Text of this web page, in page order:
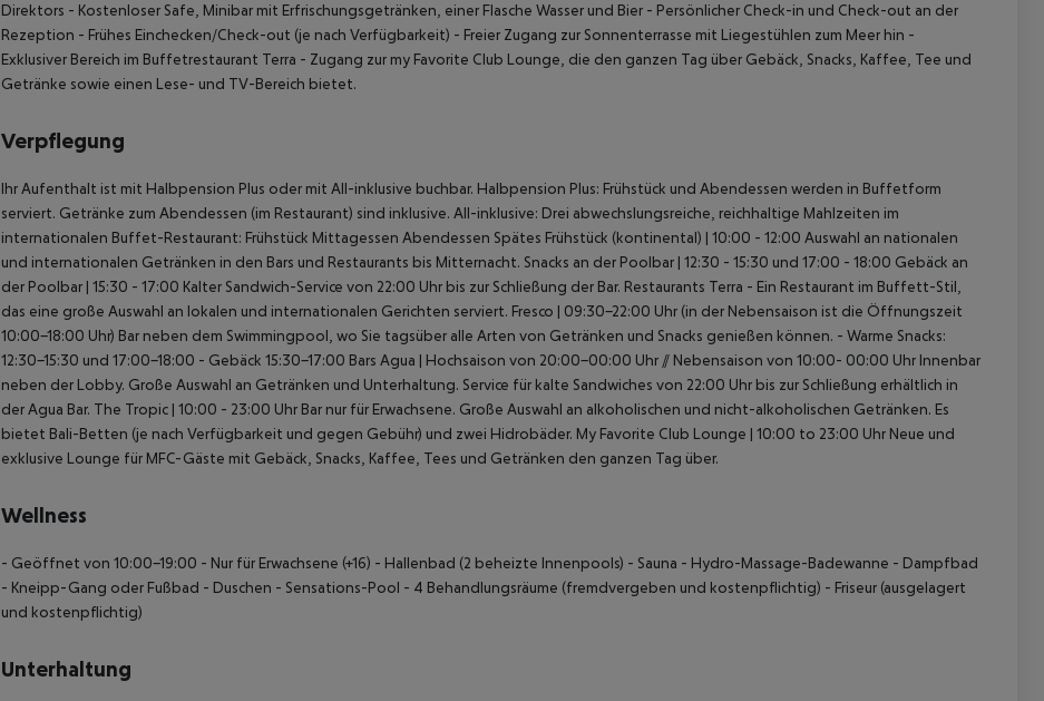
Direktors - Kostenloser Safe, Minibar mit Erfrischungsgetränken, einer Flasche Wasser und Bier - Persönlicher Check-in und Check-out an der
Rezeption - Frühes Einchecken/Check-out (je nach Verfügbarkeit) - Freier Zugang zur Sonnenterrasse mit Liegestühlen zum Meer hin -
Exklusiver Bereich im Buffetrestaurant Terra - Zugang zur my Favorite Club Lounge, die den ganzen Tag über Gebäck, Snacks, Kaffee, Tee und
Getränke sowie einen Lese- und TV-Bereich bietet.
Verpflegung
Ihr Aufenthalt ist mit Halbpension Plus oder mit All-inklusive buchbar. Halbpension Plus: Frühstück und Abendessen werden in Buffetform
serviert. Getränke zum Abendessen (im Restaurant) sind inklusive. All-inklusive: Drei abwechslungsreiche, reichhaltige Mahlzeiten im
internationalen Buffet-Restaurant: Frühstück Mittagessen Abendessen Spätes Frühstück (kontinental) | 10:00 - 12:00 Auswahl an nationalen
und internationalen Getränken in den Bars und Restaurants bis Mitternacht. Snacks an der Poolbar | 12:30 - 15:30 und 17:00 - 18:00 Gebäck an
der Poolbar | 15:30 - 17:00 Kalter Sandwich-Service von 22:00 Uhr bis zur Schließung der Bar. Restaurants Terra - Ein Restaurant im Buffett-Stil,
das eine große Auswahl an lokalen und internationalen Gerichten serviert. Fresco | 09:30-22:00 Uhr (in der Nebensaison ist die Öffnungszeit
10:00-18:00 Uhr) Bar neben dem Swimmingpool, wo Sie tagsüber alle Arten von Getränken und Snacks genießen können. - Warme Snacks:
12:30-15:30 und 17:00-18:00 - Gebäck 15:30-17:00 Bars Agua | Hochsaison von 20:00-00:00 Uhr // Nebensaison von 10:00- 00:00 Uhr Innenbar
neben der Lobby. Große Auswahl an Getränken und Unterhaltung. Service für kalte Sandwiches von 22:00 Uhr bis zur Schließung erhältlich in
der Agua Bar. The Tropic | 10:00 - 23:00 Uhr Bar nur für Erwachsene. Große Auswahl an alkoholischen und nicht-alkoholischen Getränken. Es
bietet Bali-Betten (je nach Verfügbarkeit und gegen Gebühr) und zwei Hidrobäder. My Favorite Club Lounge | 10:00 to 23:00 Uhr Neue und
exklusive Lounge für MFC-Gäste mit Gebäck, Snacks, Kaffee, Tees und Getränken den ganzen Tag über.
Wellness
- Geöffnet von 10:00-19:00 - Nur für Erwachsene (+16) - Hallenbad (2 beheizte Innenpools) - Sauna - Hydro-Massage-Badewanne - Dampfbad
- Kneipp-Gang oder Fußbad - Duschen - Sensations-Pool - 4 Behandlungsräume (fremdvergeben und kostenpflichtig) - Friseur (ausgelagert
und kostenpflichtig)
Unterhaltung